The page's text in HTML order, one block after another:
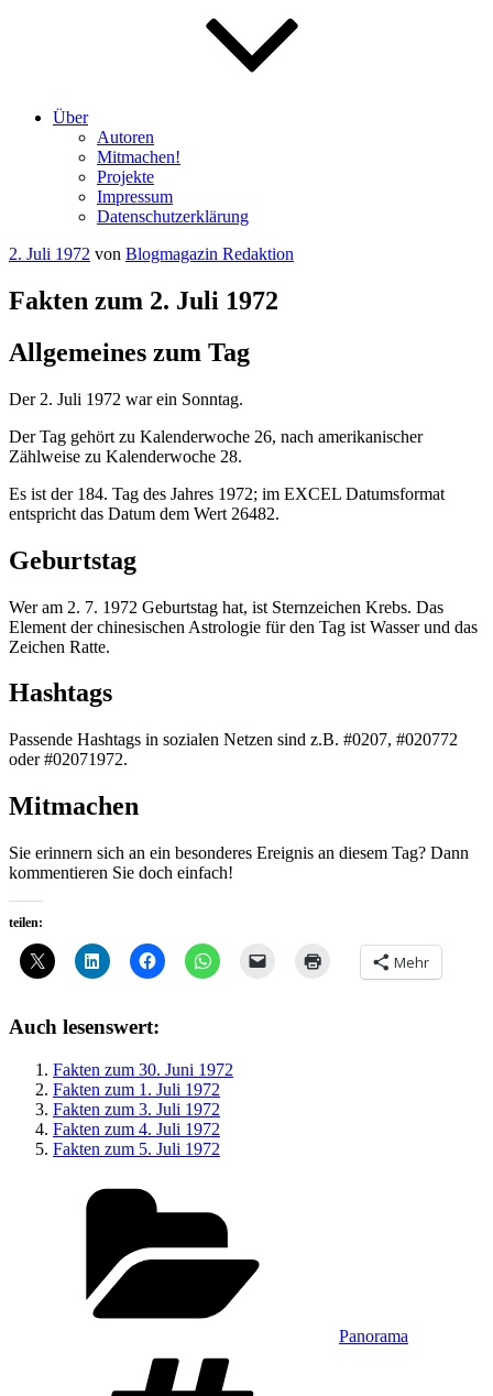
Über
Autoren
Mitmachen!
Projekte
Impressum
Datenschutzerklärung
Veröffentlicht
2. Juli 1972 von Blogmagazin Redaktion
Fakten zum 2. Juli 1972
Allgemeines zum Tag
Der 2. Juli 1972 war ein Sonntag.
Der Tag gehört zu Kalenderwoche 26, nach amerikanischer
Zählweise zu Kalenderwoche 28.
Es ist der 184. Tag des Jahres 1972; im EXCEL Datumsformat
entspricht das Datum dem Wert 26482.
Geburtstag
Wer am 2. 7. 1972 Geburtstag hat, ist Sternzeichen Krebs. Das
Element der chinesischen Astrologie für den Tag ist Wasser und das
Zeichen Ratte.
Hashtags
Passende Hashtags in sozialen Netzen sind z.B. #0207, #020772
oder #02071972.
Mitmachen
Sie erinnern sich an ein besonderes Ereignis an diesem Tag? Dann
kommentieren Sie doch einfach!
teilen:
Mehr
Auch lesenswert:
Fakten zum 30. Juni 1972
Fakten zum 1. Juli 1972
Fakten zum 3. Juli 1972
Fakten zum 4. Juli 1972
Fakten zum 5. Juli 1972
Panorama